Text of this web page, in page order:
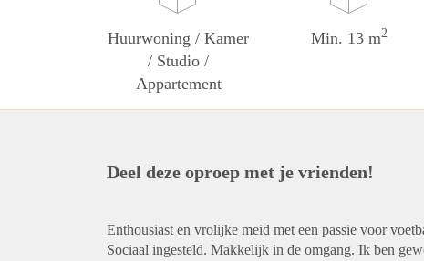
Huurwoning / Kamer
/ Studio /
Appartement
Min. 13 m2
Deel deze oproep met je vrienden!
Enthousiast en vrolijke meid met een passie voor
Sociaal ingesteld. Makkelijk in de omgang. Ik ben